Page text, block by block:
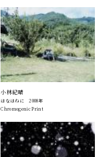
小林紀晴
はなはねに 2008年
Chromogenic Print